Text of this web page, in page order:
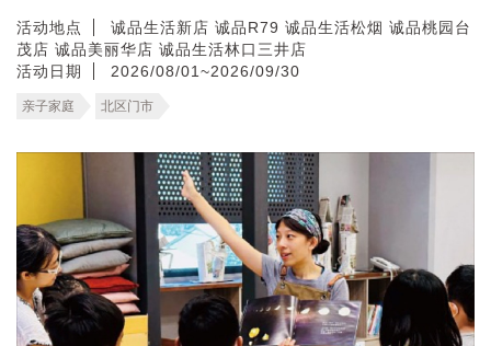
活动地点 诚品生活新店 诚品R79 诚品生活松烟 诚品桃园台
茂店 诚品美丽华店 诚品生活林口三井店
活动日期
2026/08/01~2026/09/30
亲子家庭 北区门市